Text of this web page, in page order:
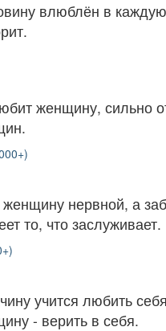
влюблён в
женщину, сильно
нервной, а
то, что заслуживает.
учится любить
- верить в себя.